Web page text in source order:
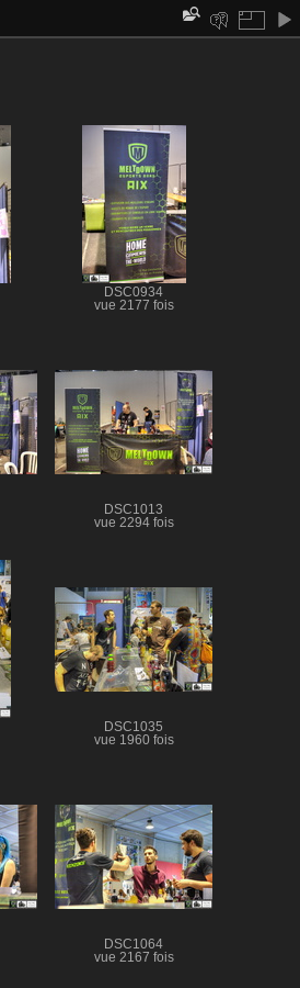
DSC0934
vue 2177 fois
DSC1013
vue 2294 fois
DSC1035
vue 1960 fois
DSC1064
vue 2167 fois